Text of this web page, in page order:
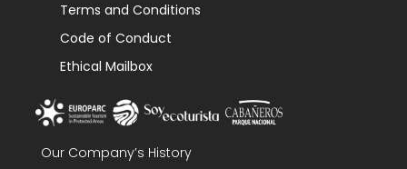
Terms and Conditions
Code of Conduct
Ethical Mailbox
Our Company’s History